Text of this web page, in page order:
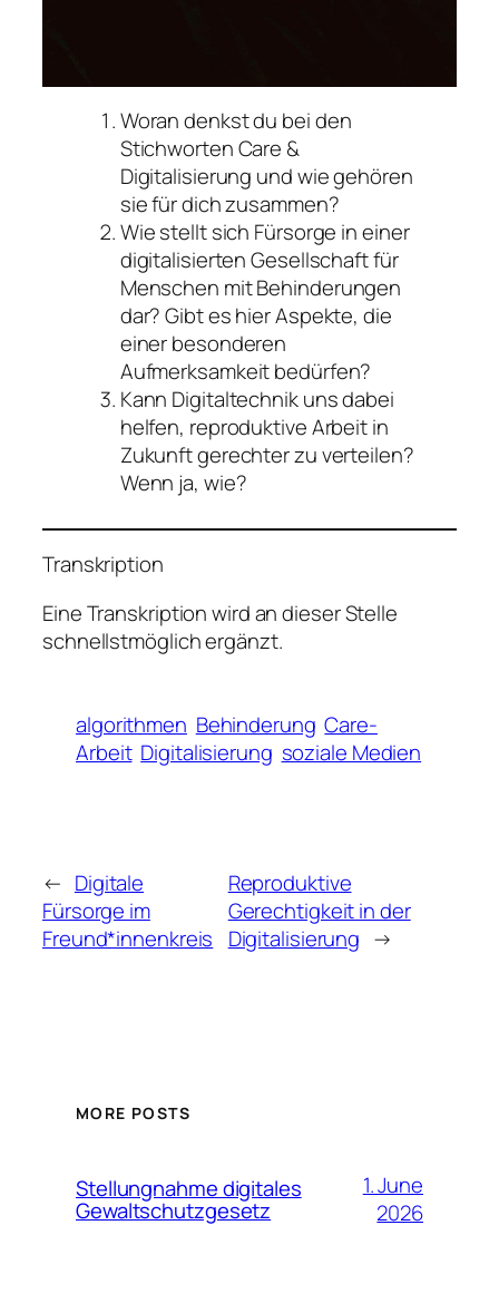
Woran denkst du bei den
Stichworten Care &
Digitalisierung und wie gehören
sie für dich zusammen?
Wie stellt sich Fürsorge in einer
digitalisierten Gesellschaft für
Menschen mit Behinderungen
dar? Gibt es hier Aspekte, die
einer besonderen
Aufmerksamkeit bedürfen?
Kann Digitaltechnik uns dabei
helfen, reproduktive Arbeit in
Zukunft gerechter zu verteilen?
Wenn ja, wie?
Transkription
Eine Transkription wird an dieser Stelle
schnellstmöglich ergänzt.
algorithmen Behinderung Care-
Arbeit Digitalisierung soziale Medien
← Digitale
Fürsorge im
Freund*innenkreis
Reproduktive
Gerechtigkeit in der
Digitalisierung →
MORE POSTS
Stellungnahme digitales
Gewaltschutzgesetz
1. June
2026